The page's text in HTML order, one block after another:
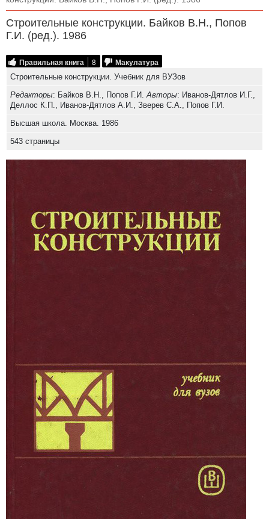
Строительные конструкции. Байков В.Н., Попов
Г.И. (ред.). 1986
Правильная книга 8 Макулатура
Строительные конструкции. Учебник для ВУЗов
Редакторы: Байков В.Н., Попов Г.И.Авторы: Иванов-Дятлов И.Г.,
Деллос К.П., Иванов-Дятлов А.И., Зверев С.А., Попов Г.И.
Высшая школа. Москва. 1986
543 страницы